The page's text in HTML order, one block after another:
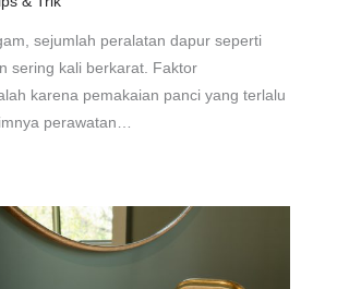
sejumlah peralatan dapur seperti
sering kali berkarat. Faktor
karena pemakaian panci yang terlalu
perawatan…